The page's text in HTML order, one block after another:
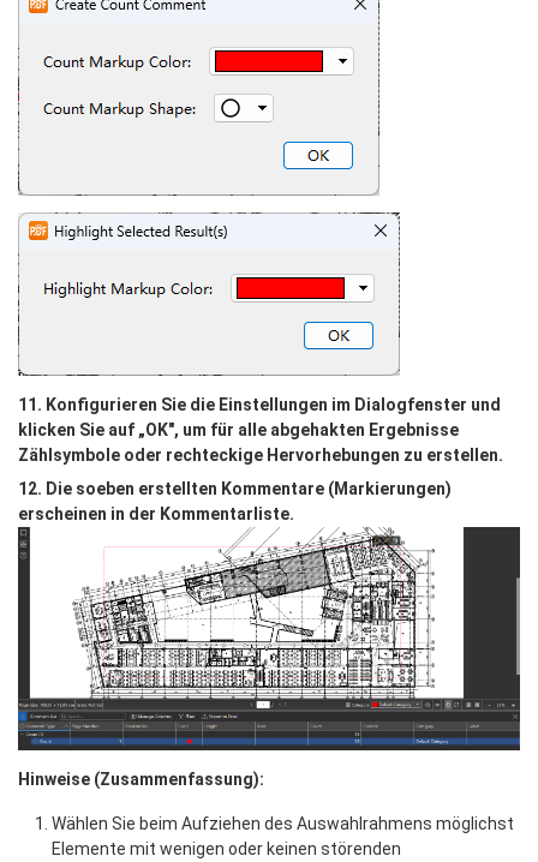
11. Konfigurieren Sie die Einstellungen im Dialogfenster und
klicken Sie auf „OK", um für alle abgehakten Ergebnisse
Zählsymbole oder rechteckige Hervorhebungen zu erstellen.
12. Die soeben erstellten Kommentare (Markierungen)
erscheinen in der Kommentarliste.
Hinweise (Zusammenfassung):
Wählen Sie beim Aufziehen des Auswahlrahmens möglichst
Elemente mit wenigen oder keinen störenden